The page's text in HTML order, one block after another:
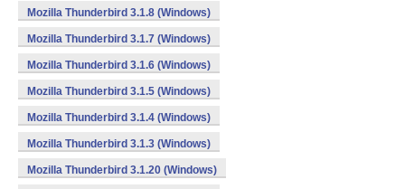
Mozilla Thunderbird 3.1.8 (Windows)
Mozilla Thunderbird 3.1.7 (Windows)
Mozilla Thunderbird 3.1.6 (Windows)
Mozilla Thunderbird 3.1.5 (Windows)
Mozilla Thunderbird 3.1.4 (Windows)
Mozilla Thunderbird 3.1.3 (Windows)
Mozilla Thunderbird 3.1.20 (Windows)